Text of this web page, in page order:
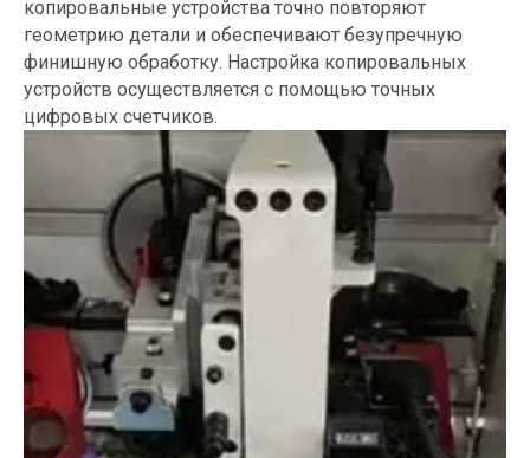
копировальные устройства точно повторяют
геометрию детали и обеспечивают безупречную
финишную обработку. Настройка копировальных
устройств осуществляется с помощью точных
цифровых счетчиков.